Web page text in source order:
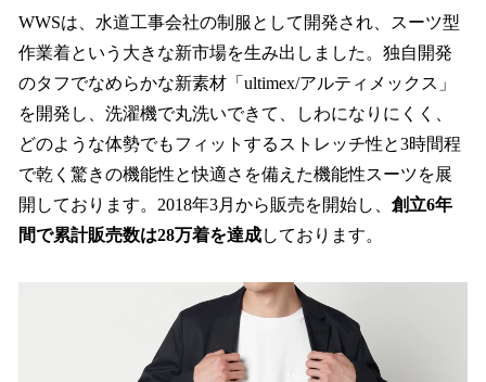
WWSは、水道工事会社の制服として開発され、スーツ型
作業着という大きな新市場を生み出しました。独自開発
のタフでなめらかな新素材「ultimex/アルティメックス」
を開発し、洗濯機で丸洗いできて、しわになりにくく、
どのような体勢でもフィットするストレッチ性と3時間程
で乾く驚きの機能性と快適さを備えた機能性スーツを展
開しております。2018年3月から販売を開始し、 創立6年
間で累計販売数は28万着を達成しております。